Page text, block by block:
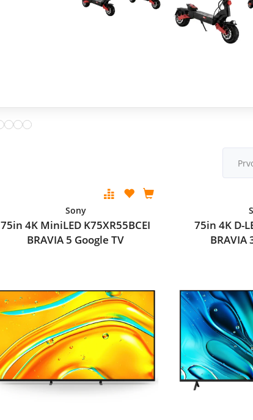
Sony
75in 4K MiniLED K75XR55BCEI
BRAVIA 5 Google TV
75in 4K D-
BRAVIA